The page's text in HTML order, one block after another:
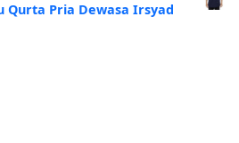
Qurta Pria Dewasa Irsyad